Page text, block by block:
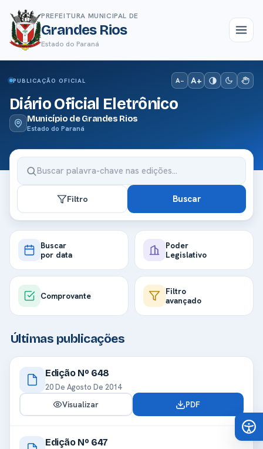
PREFEITURA MUNICIPAL DE
Grandes Rios
Estado do Paraná
PUBLICAÇÃO OFICIAL A− A+
Diário Oficial Eletrônico
Município de Grandes Rios
Estado do Paraná
Filtro Buscar
Buscar
por data
Poder
Legislativo
Comprovante
Filtro
avançado
Últimas publicações
Edição Nº 648
20 De Agosto De 2014
Visualizar PDF
Edição Nº 647